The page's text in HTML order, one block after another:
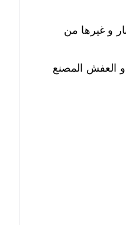
و غيرها من
العفش المصنع